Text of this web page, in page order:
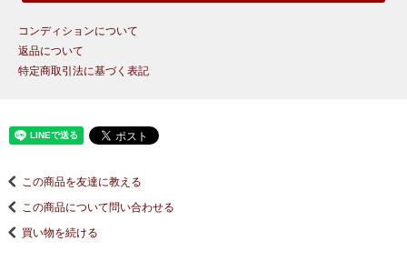
コンディションについて
返品について
特定商取引法に基づく表記
この商品を友達に教える
この商品について問い合わせる
買い物を続ける